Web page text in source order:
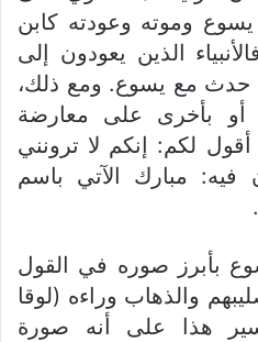
وموته وعودته كابن
الذين يعودون إلى
حدث مع يسوع. ومع ذلك،
أو بأخرى على معارضة
لكم: إنكم لا ترونني
مبارك الآتي باسم
بأبرز صوره في القول
والذهاب وراءه (لوقا
هذا على أنه صورة